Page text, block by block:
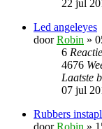
22 jul
Led angeleyes
doorRobin »
6
4676
Laatste
07 jul
Rubbers
doorRobin »